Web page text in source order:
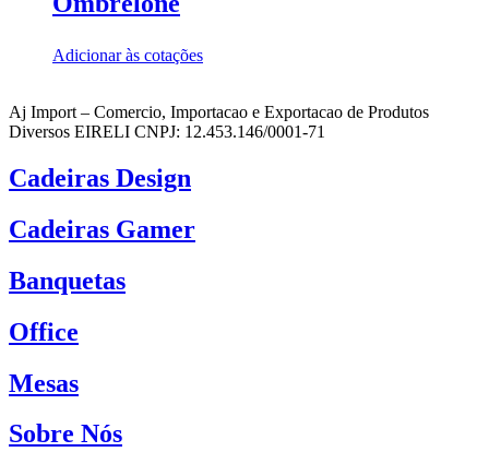
Adicionar às cotações
Aj Import – Comercio, Importacao e Exportacao de Produtos
Diversos EIRELI CNPJ: 12.453.146/0001-71
Cadeiras Design
Cadeiras Gamer
Banquetas
Office
Mesas
Sobre Nós